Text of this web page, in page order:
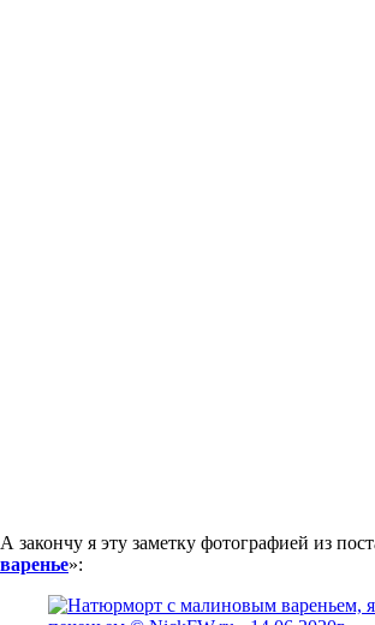
А закончу я эту заметку фотографией из
варенье»: